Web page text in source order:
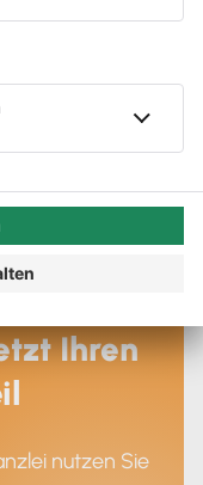
Buchhaltung
Ihren
nutzen Sie